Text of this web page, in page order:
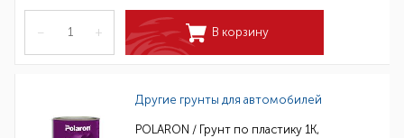
– + В корзину
Другие грунты для автомобилей
POLARON / Грунт по пластику 1К,